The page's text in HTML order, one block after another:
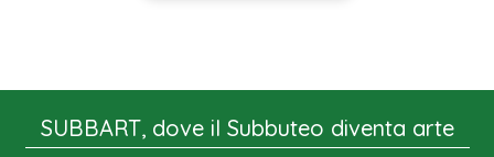
SUBBART, dove il Subbuteo diventa arte